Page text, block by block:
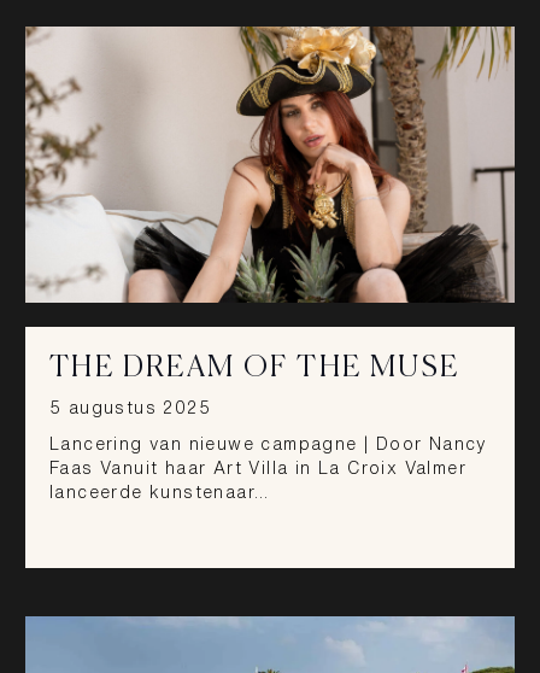
THE DREAM OF THE MUSE
5 augustus 2025
Lancering van nieuwe campagne | Door Nancy
Faas Vanuit haar Art Villa in La Croix Valmer
lanceerde kunstenaar…